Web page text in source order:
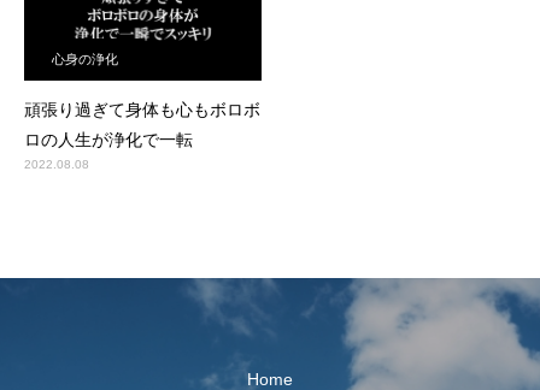
心身の浄化
頑張り過ぎて身体も心もボロボ
ロの人生が浄化で一転
2022.08.08
Home